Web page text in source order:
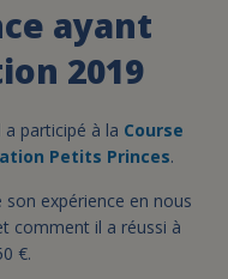
ayant
2019
participé à la Course
Petits Princes.
expérience en nous
comment il a réussi à
€.